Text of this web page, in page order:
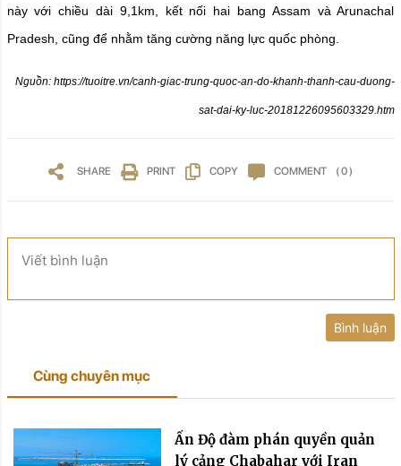
này với chiều dài 9,1km, kết nối hai bang Assam và Arunachal
Pradesh, cũng để nhằm tăng cường năng lực quốc phòng.
Nguồn: https://tuoitre.vn/canh-giac-trung-quoc-an-do-khanh-thanh-cau-duong-
sat-dai-ky-luc-20181226095603329.htm
SHARE PRINT COPY COMMENT ( 0 )
Viết bình luận
Bình luận
Cùng chuyên mục
Ấn Độ đàm phán quyền quản
lý cảng Chabahar với Iran